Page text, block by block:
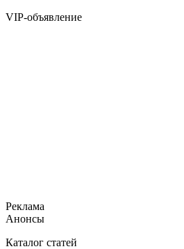
VIP-объявление
Реклама
Анонсы
Каталог статей